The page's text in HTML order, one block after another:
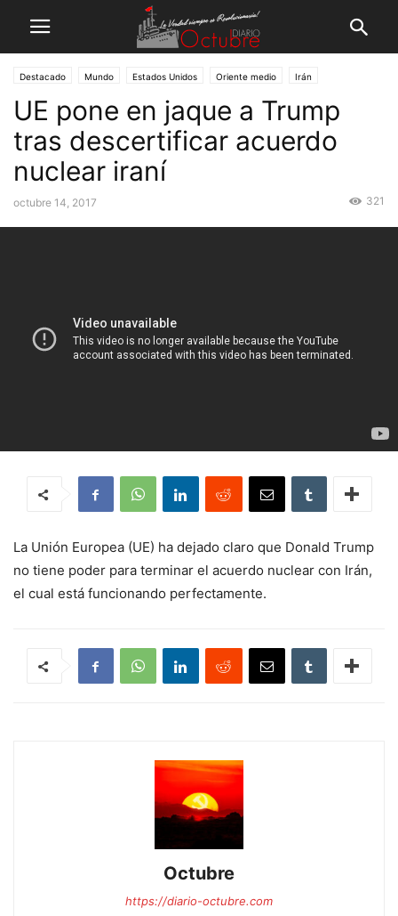
Destacado Mundo Estados Unidos Oriente medio Irán
Unión Europea
UE pone en jaque a Trump
tras descertificar acuerdo
nuclear iraní
octubre 14, 2017 321
La Unión Europea (UE) ha dejado claro que Donald Trump
no tiene poder para terminar el acuerdo nuclear con Irán,
el cual está funcionando perfectamente.
Octubre
https://diario-octubre.com